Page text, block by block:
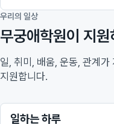
우리의 일상
무궁애학원이 지
일, 취미, 배움, 운동, 관계
지원합니다.
일하는 하루